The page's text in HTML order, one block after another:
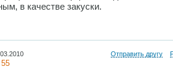
в качестве закуски.
Отправить другу
55